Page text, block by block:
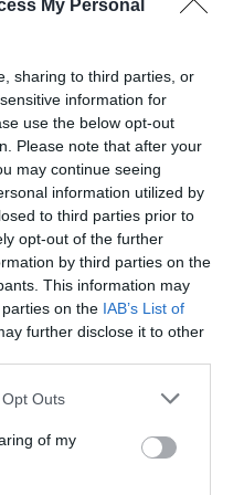
My Personal
sharing to third parties, or
information for
use the below opt-out
Please note that after your
may continue seeing
information utilized by
to third parties prior to
opt-out of the further
by third parties on the
This information may
on the IAB’s List of
further disclose it to other
Outs
of my
kdo stoji za
v izraelskih poslovnih
bili spletna stran in
Rusijo, molčimo
naZahodu
. Vendar pa
o izraelskem